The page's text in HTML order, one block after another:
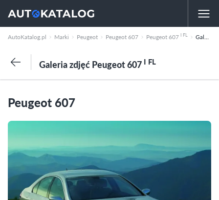
AutoKatalog.pl Marki Peugeot Peugeot 607 Peugeot 607 I FL Galeria zdjęć
Galeria zdjęć Peugeot 607 I FL
Peugeot 607